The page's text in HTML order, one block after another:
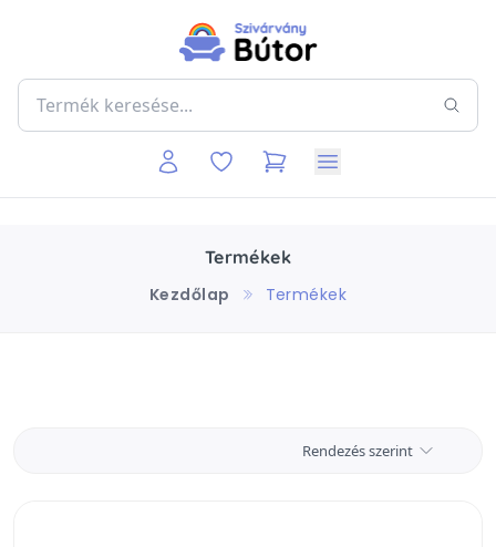
Termékek
Kezdőlap
Termékek
Rendezés szerint